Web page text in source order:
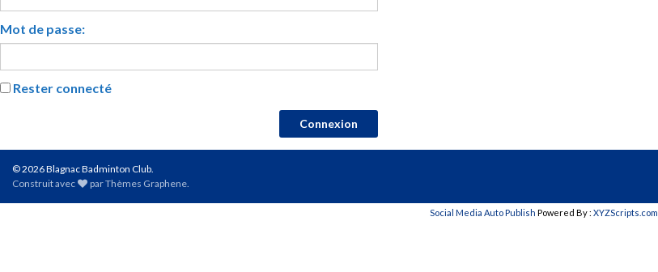
Mot de passe:
Rester connecté
Connexion
© 2026 Blagnac Badminton Club.
Construit avec
parThèmes Graphene.
Social Media Auto Publish Powered By : XYZScripts.com